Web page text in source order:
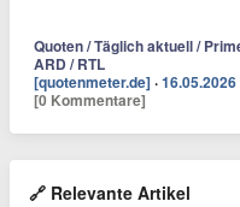
Quoten / Täglich aktuell /
ARD / RTL
[quotenmeter.de] ·16.05.2026
[0 Kommentare]
🔗 Relevante Artikel